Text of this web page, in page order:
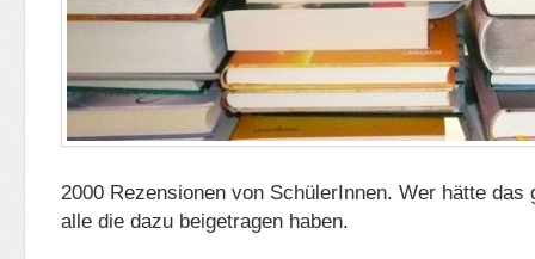
2000 Rezensionen von SchülerInnen. Wer hätte das
alle die dazu beigetragen haben.